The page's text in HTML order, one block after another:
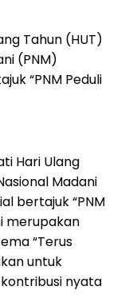
Tahun (HUT)
(PNM)
“PNM Peduli
Hari Ulang
Madani
bertajuk “PNM
merupakan
“Terus
untuk
nyata